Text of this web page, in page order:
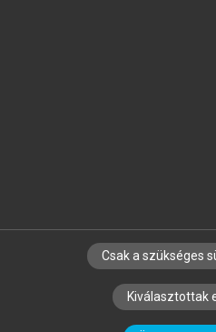
SZERZŐKNEK CÉGEKNEK
SZERKESZTÉSI ÉS
Csak a szükséges
Kiválasztottak